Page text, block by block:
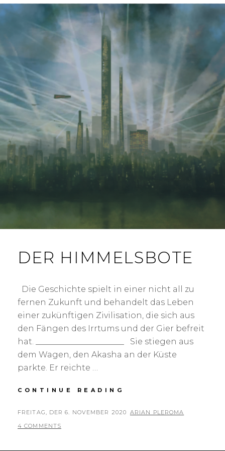
DER HIMMELSBOTE
Die Geschichte spielt in einer nicht all zu
fernen Zukunft und behandelt das Leben
einer zukünftigen Zivilisation, die sich aus
den Fängen des Irrtums und der Gier befreit
hat. ______________________ Sie stiegen aus
dem Wagen, den Akasha an der Küste
parkte. Er reichte …
CONTINUE READING
POSTED
ON
FREITAG, DER 6. NOVEMBER 2020 BY
ARIAN PLEROMA
4 COMMENTS